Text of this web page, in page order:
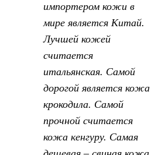
импортером кожи в
мире является Китай.
Лучшей кожей
считается
итальянская. Самой
дорогой является кожа
крокодила. Самой
прочной считается
кожа кенгуру. Самая